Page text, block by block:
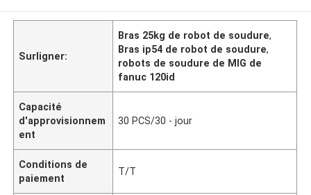
Surligner:
Bras 25kg de robot de soudure,
Bras ip54 de robot de soudure,
robots de soudure de MIG de
fanuc 120id
Capacité
d'approvisionnem
ent
30 PCS/30 - jour
Conditions de
paiement
T/T